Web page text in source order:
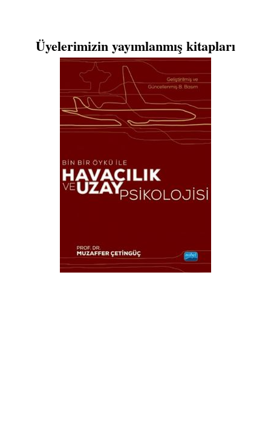
Üyelerimizin yayımlanmış kitapları